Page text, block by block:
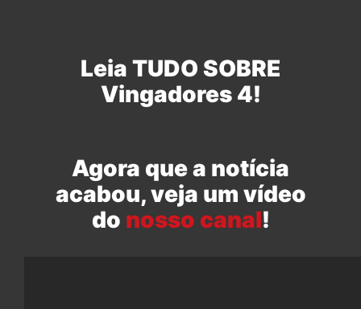
Leia TUDO SOBRE
Vingadores 4!
Agora que a notícia
acabou, veja um vídeo
do nosso canal!